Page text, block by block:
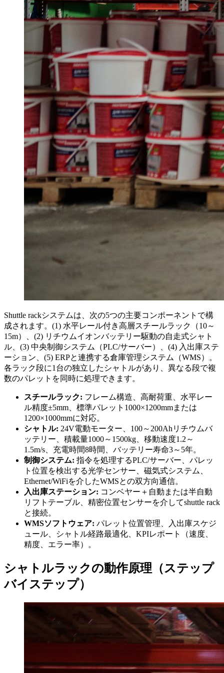
Shuttle rackシステムは、次の5つの主要コンポーネントで構
成されます。(1) 水平レール付き高層スチールラック（10～
15m）、(2) リチウムイオンバッテリー駆動の自走式シャト
ル、(3) 中央制御システム（PLC/サーバー）、(4) 入出庫ステ
ーション、(5) ERPと連携する倉庫管理システム（WMS）。
各ラック段に1台の独立したシャトルがあり、異なる段で複
数のパレットを同時に処理できます。
スチールラック: フレーム構造、高耐荷重、水平レー
ル精度±5mm、標準パレット1000×1200mmまたは
1200×1000mmに対応。
シャトル: 24V電動モーター、100～200Ahリチウムバ
ッテリー、積載量1000～1500kg、移動速度1.2～
1.5m/s、充電時間8時間、バッテリー寿命3～5年。
制御システム: 指令を処理するPLC/サーバー、パレッ
ト位置を検出する光学センサー、磁気式システム、
Ethernet/WiFiを介したWMSとの双方向通信。
入出庫ステーション: コンベヤー＋自動または半自動
リフトテーブル、精密位置センサーを介してshuttle rack
と接続。
WMSソフトウェア: パレット位置管理、入出庫スケジ
ュール、シャトル経路最適化、KPIレポート（速度、
精度、エラー率）。
シャトルラックの動作原理（ステップ
バイステップ）